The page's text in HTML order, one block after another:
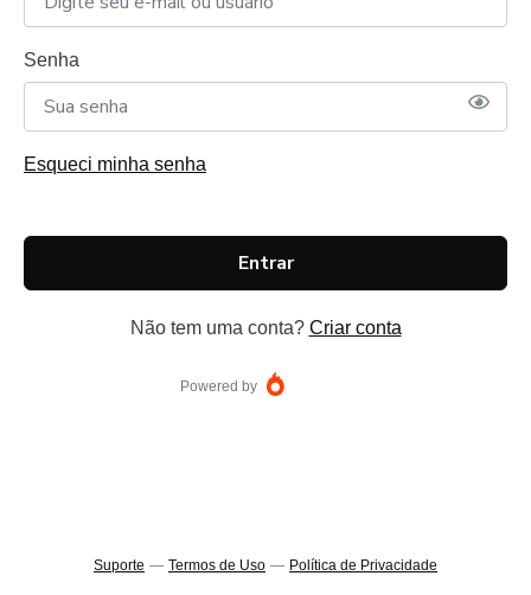
Senha
Esqueci minha senha
Entrar
Não tem uma conta? Criar conta
Powered by
Suporte — Termos de Uso — Política de Privacidade